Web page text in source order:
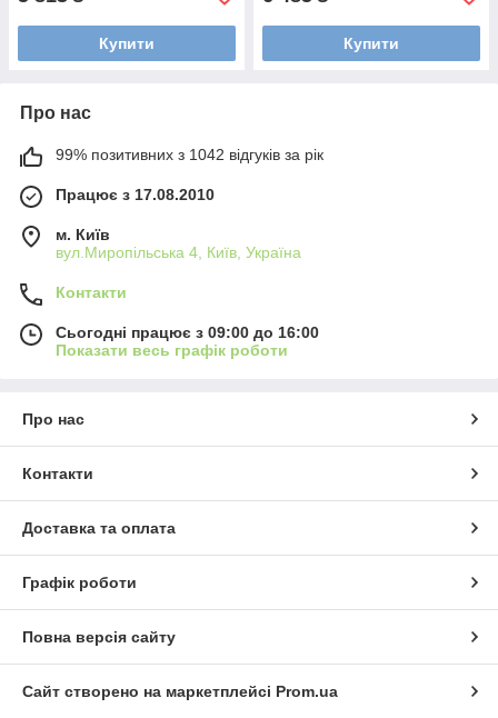
Купити Купити
Про нас
99% позитивних з 1042 відгуків за рік
Працює з 17.08.2010
м. Київ
вул.Миропільська 4, Київ, Україна
Контакти
Сьогодні працює з 09:00 до 16:00
Показати весь графік роботи
Про нас
Контакти
Доставка та оплата
Графік роботи
Повна версія сайту
Сайт створено на маркетплейсі Prom.ua